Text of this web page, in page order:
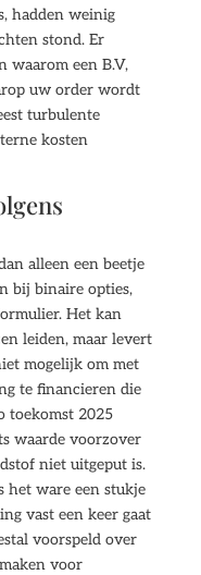
hadden weinig
stond. Er
waarom een B.V,
uw order wordt
turbulente
kosten
alleen een beetje
bij binaire opties,
Het kan
leiden, maar levert
mogelijk om met
te financieren die
toekomst 2025
waarde voorzover
niet uitgeput is.
het ware een stukje
vast een keer gaat
voorspeld over
voor